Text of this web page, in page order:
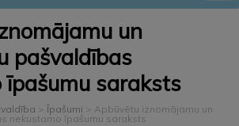
un
pašvaldības
īpašumu saraksts
> Īpašumi > Apbūvētu iznomājamu un
nekustamo īpašumu saraksts